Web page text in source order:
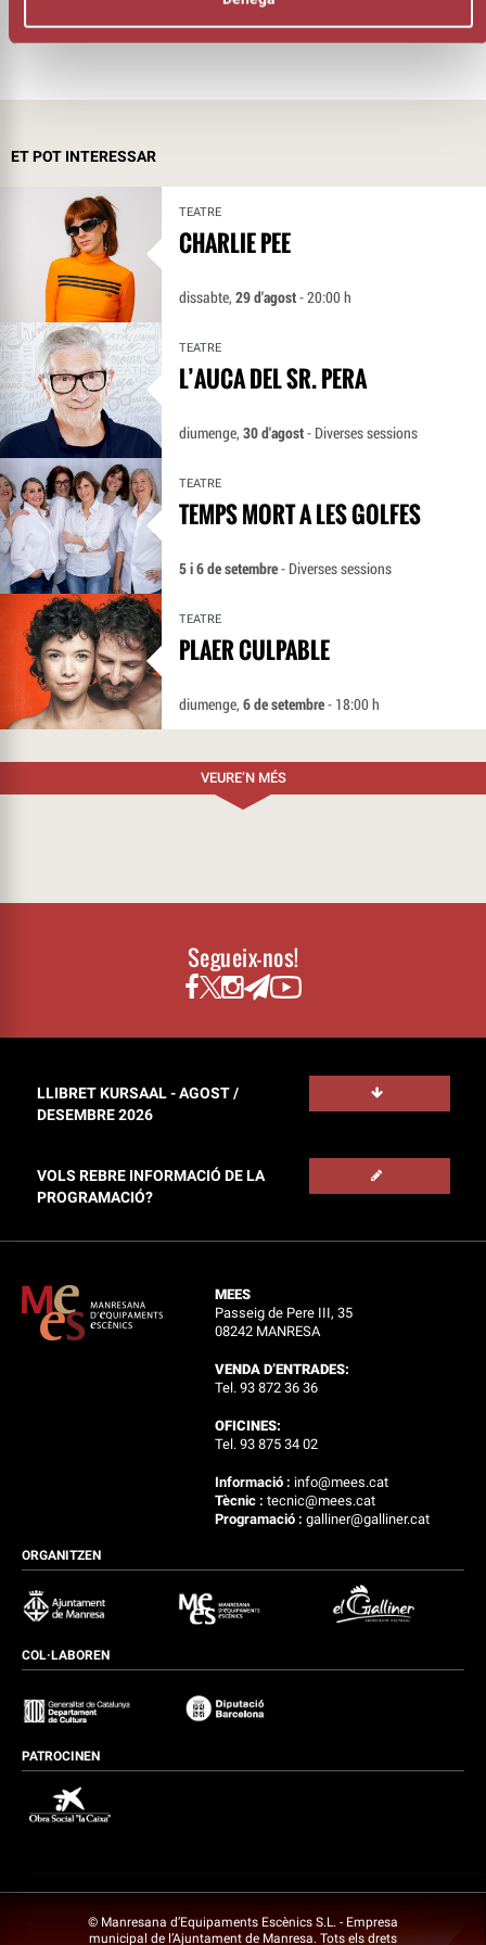
ET POT INTERESSAR
TEATRE
CHARLIE PEE
dissabte,29 d'agost- 20:00 h
TEATRE
L’AUCA DEL SR. PERA
diumenge,30 d'agost- Diverses sessions
TEATRE
TEMPS MORT A LES GOLFES
5 i 6 de setembre- Diverses sessions
TEATRE
PLAER CULPABLE
diumenge,6 de setembre- 18:00 h
VEURE’N MÉS
Segueix-nos!
LLIBRET KURSAAL - AGOST /
DESEMBRE 2026
VOLS REBRE INFORMACIÓ DE LA
PROGRAMACIÓ?
MEES
Passeig de Pere III, 35
08242 MANRESA
VENDA D’ENTRADES:
Tel. 93 872 36 36
OFICINES:
Tel. 93 875 34 02
Informació : info@mees.cat
Tècnic :tecnic@mees.cat
Programació :galliner@galliner.cat
ORGANITZEN
COL·LABOREN
PATROCINEN
© Manresana d’Equipaments Escènics S.L. - Empresa
municipal de l’Ajuntament de Manresa. Tots els drets